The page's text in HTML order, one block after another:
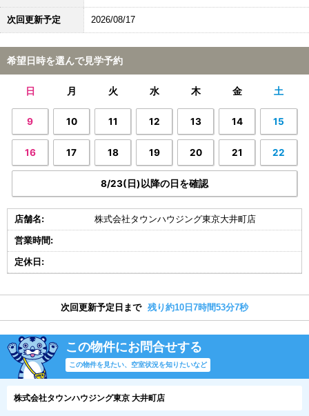
次回更新予定 2026/08/17
希望日時を選んで見学予約
日 月 火 水 木 金 土
9 10 11 12 13 14 15
16 17 18 19 20 21 22
8/23(日)以降の日を確認
店舗名: 株式会社タウンハウジング東京大井町店
営業時間:
定休日:
次回更新予定日まで 残り約10日7時間53分6秒
この物件にお問合せする
この物件を見たい、空室状況を知りたいなど
株式会社タウンハウジング東京 大井町店